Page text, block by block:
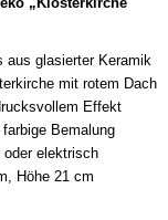
aus glasierter Keramik
mit rotem Dach
Effekt
Bemalung
oder elektrisch
Höhe 21 cm